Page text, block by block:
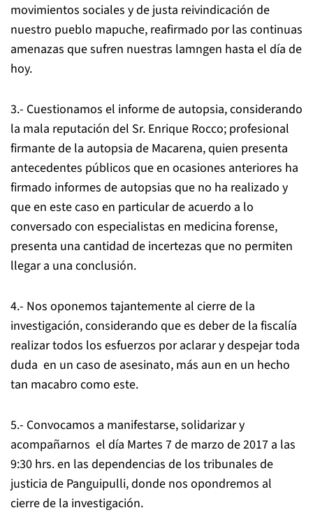
movimientos sociales y de justa reivindicación de
nuestro pueblo mapuche, reafirmado por las continuas
amenazas que sufren nuestras lamngen hasta el día de
hoy.
3.- Cuestionamos el informe de autopsia, considerando
la mala reputación del Sr. Enrique Rocco; profesional
firmante de la autopsia de Macarena, quien presenta
antecedentes públicos que en ocasiones anteriores ha
firmado informes de autopsias que no ha realizado y
que en este caso en particular de acuerdo a lo
conversado con especialistas en medicina forense,
presenta una cantidad de incertezas que no permiten
llegar a una conclusión.
4.- Nos oponemos tajantemente al cierre de la
investigación, considerando que es deber de la fiscalía
realizar todos los esfuerzos por aclarar y despejar toda
duda en un caso de asesinato, más aun en un hecho
tan macabro como este.
5.- Convocamos a manifestarse, solidarizar y
acompañarnos el día Martes 7 de marzo de 2017 a las
9:30 hrs. en las dependencias de los tribunales de
justicia de Panguipulli, donde nos opondremos al
cierre de la investigación.